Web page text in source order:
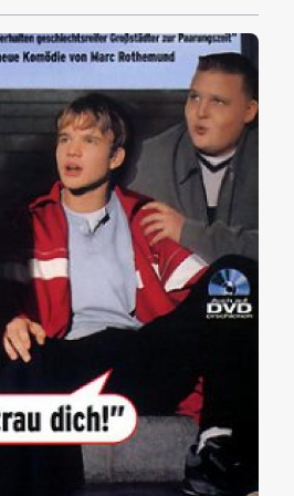
jüngere Schwester Paula
genetisch vererbbaren,
ihren sehnlichen Wunsch
zu erfüllen, entschließt sie
im Ausland.